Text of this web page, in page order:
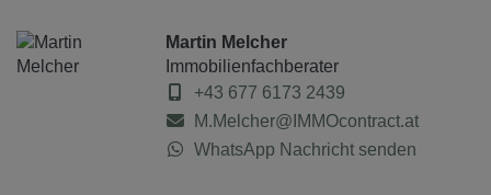
Martin Melcher
Immobilienfachberater
+43 677 6173 2439
M.Melcher@IMMOcontract.at
WhatsApp Nachricht senden